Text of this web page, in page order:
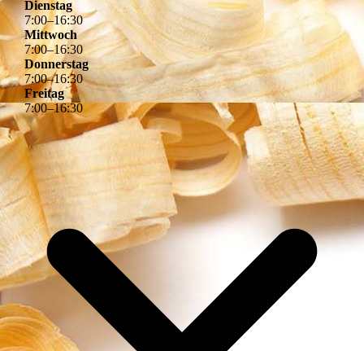
Dienstag
7:00–16:30
Mittwoch
7:00–16:30
Donnerstag
7:00–16:30
Freitag
7:00–16:30